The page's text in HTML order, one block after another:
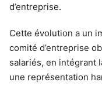
d’entreprise.
Cette évolution a un
comité d’entreprise
salariés, en intégrant
une représentation